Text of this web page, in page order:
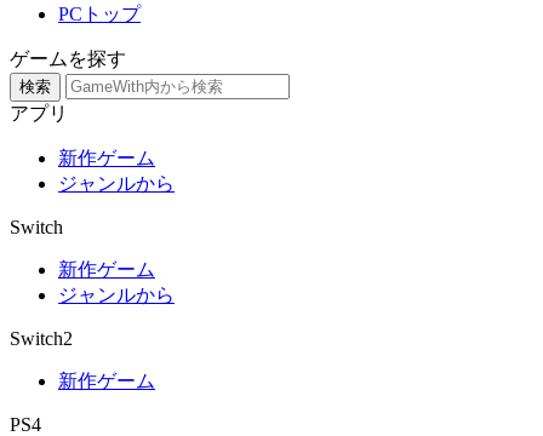
PCトップ
ゲームを探す
検索
アプリ
新作ゲーム
ジャンルから
Switch
新作ゲーム
ジャンルから
Switch2
新作ゲーム
PS4